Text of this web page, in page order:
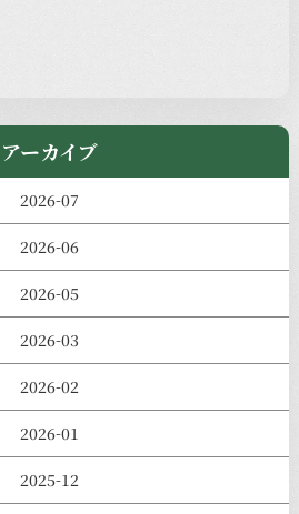
アーカイブ
2026-07
2026-06
2026-05
2026-03
2026-02
2026-01
2025-12